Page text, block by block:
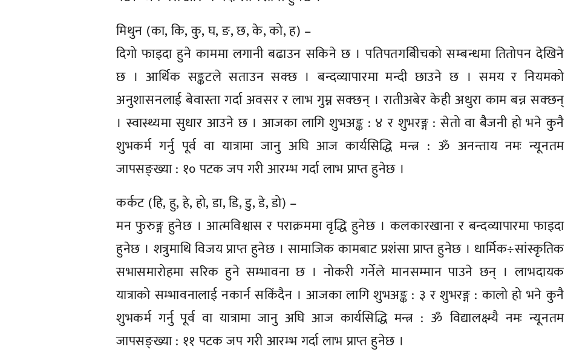
मिथुन (का, कि, कु, घ, ङ, छ, के, को, ह) –
दिगो फाइदा हुने काममा लगानी बढाउन सकिने छ । पतिपतगबिीचको सम्बन्धमा तितोपन देखिने
छ । आर्थिक सङ्कटले सताउन सक्छ । बन्दव्यापारमा मन्दी छाउने छ । समय र नियमको
अनुशासनलाई बेवास्ता गर्दा अवसर र लाभ गुम्न सक्छन् । रातीअबेर केही अधुरा काम बन्न सक्छन्
। स्वास्थ्यमा सुधार आउने छ । आजका लागि शुभअङ्क : ४ र शुभरङ्ग : सेतो वा बैैजनी हो भने कुनै
शुभकर्म गर्नु पूर्व वा यात्रामा जानु अघि आज कार्यसिद्धि मन्त्र : ॐ अनन्ताय नमः न्यूनतम
जापसङ्ख्या : १० पटक जप गरी आरम्भ गर्दा लाभ प्राप्त हुनेछ ।
कर्कट (हि, हु, हे, हो, डा, डि, डु, डे, डो) –
मन फुरुङ्ग हुनेछ । आत्मविश्वास र पराक्रममा वृद्धि हुनेछ । कलकारखाना र बन्दव्यापारमा फाइदा
हुनेछ । शत्रुमाथि विजय प्राप्त हुनेछ । सामाजिक कामबाट प्रशंसा प्राप्त हुनेछ । धार्मिक÷सांस्कृतिक
सभासमारोहमा सरिक हुने सम्भावना छ । नोकरी गर्नेले मानसम्मान पाउने छन् । लाभदायक
यात्राको सम्भावनालाई नकार्न सकिंदैन । आजका लागि शुभअङ्क : ३ र शुभरङ्ग : कालो हो भने कुनै
शुभकर्म गर्नु पूर्व वा यात्रामा जानु अघि आज कार्यसिद्धि मन्त्र : ॐ विद्यालक्ष्म्यै नमः न्यूनतम
जापसङ्ख्या : ११ पटक जप गरी आरम्भ गर्दा लाभ प्राप्त हुनेछ ।